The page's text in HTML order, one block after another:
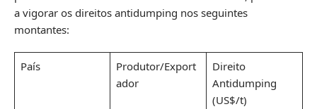
a vigorar os direitos antidumping nos seguintes
montantes:
País
Produtor/Export
ador
Direito
Antidumping
(US$/t)